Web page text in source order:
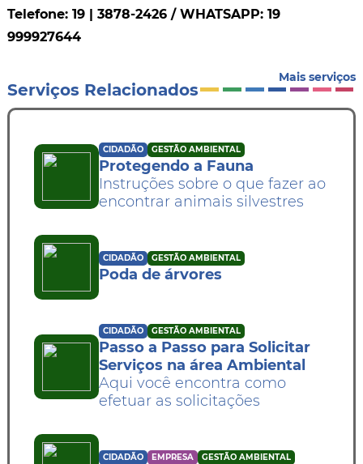
Telefone: 19 | 3878-2426 / WHATSAPP: 19
999927644
Serviços Relacionados
Mais serviços
CIDADÃO GESTÃO AMBIENTAL
Protegendo a Fauna
Instruções sobre o que fazer ao
encontrar animais silvestres
CIDADÃO GESTÃO AMBIENTAL
Poda de árvores
CIDADÃO GESTÃO AMBIENTAL
Passo a Passo para Solicitar
Serviços na área Ambiental
Aqui você encontra como
efetuar as solicitações
CIDADÃO EMPRESA GESTÃO AMBIENTAL